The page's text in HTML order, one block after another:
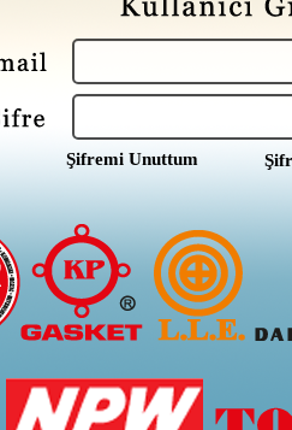
Şifremi Unuttum